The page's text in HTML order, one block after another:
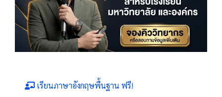
เรียนภาษาอังกฤษพื้นฐาน ฟรี!